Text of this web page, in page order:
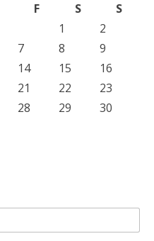
F S
S
1
2
7 8
9
14 15
16
21 22
23
28 29
30